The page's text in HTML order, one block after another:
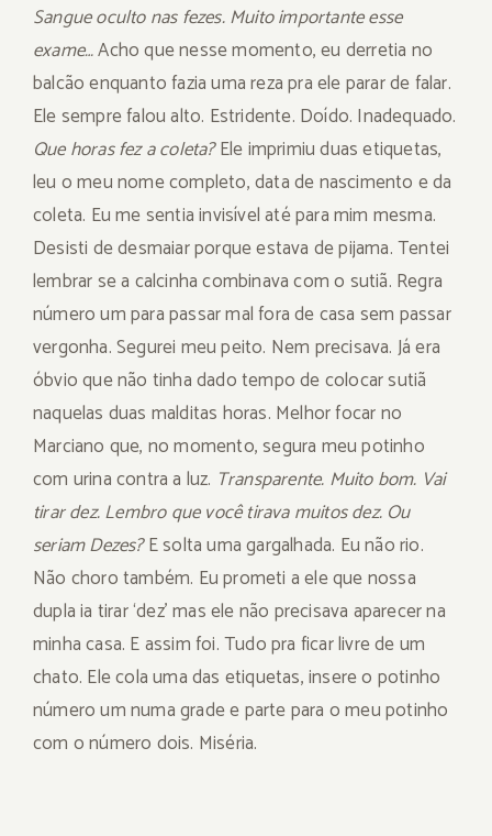
Sangue oculto nas fezes. Muito importante esse
exame…Acho que nesse momento, eu derretia no
balcão enquanto fazia uma reza pra ele parar de falar.
Ele sempre falou alto. Estridente. Doído. Inadequado.
Que horas fez a coleta?Ele imprimiu duas etiquetas,
leu o meu nome completo, data de nascimento e da
coleta. Eu me sentia invisível até para mim mesma.
Desisti de desmaiar porque estava de pijama. Tentei
lembrar se a calcinha combinava com o sutiã. Regra
número um para passar mal fora de casa sem passar
vergonha. Segurei meu peito. Nem precisava. Já era
óbvio que não tinha dado tempo de colocar sutiã
naquelas duas malditas horas. Melhor focar no
Marciano que, no momento, segura meu potinho
com urina contra a luz. Transparente. Muito bom. Vai
tirar dez. Lembro que você tirava muitos dez. Ou
seriam Dezes?E solta uma gargalhada. Eu não rio.
Não choro também. Eu prometi a ele que nossa
dupla ia tirar ‘dez’ mas ele não precisava aparecer na
minha casa. E assim foi. Tudo pra ficar livre de um
chato. Ele cola uma das etiquetas, insere o potinho
número um numa grade e parte para o meu potinho
com o número dois. Miséria.